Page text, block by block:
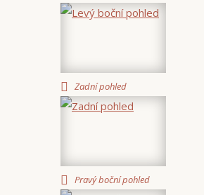
Zadní pohled
Pravý boční pohled